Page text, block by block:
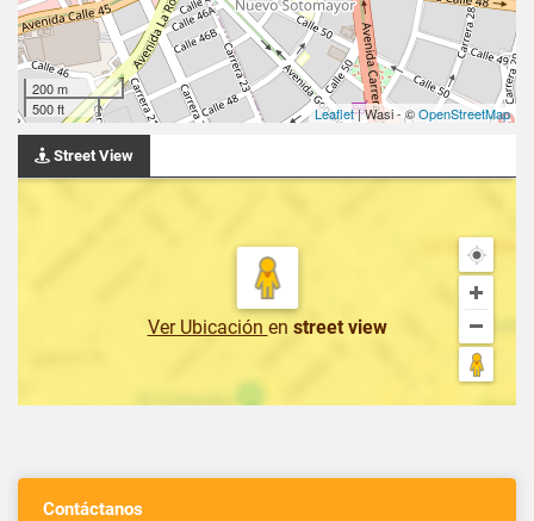
200 m
500 ft
Leaflet| Wasi - ©OpenStreetMap
Street View
Ver Ubicación en street view
Contáctanos